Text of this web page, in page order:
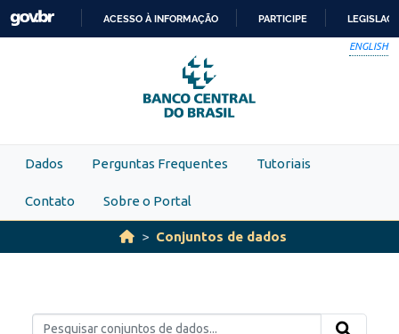
Skip to main content
PARA
O
CONTEÚDO
ACESSO À INFORMAÇÃO PARTICIPE
ENGLISH
Dados Perguntas Frequentes Tutoriais
Contato Sobre o Portal
Conjuntos de dados